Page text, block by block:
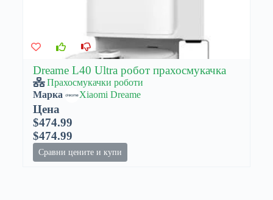
Dreame L40 Ultra робот прахосмукачка
Прахосмукачки роботи
Марка
Xiaomi Dreame
Цена
$474.99
$474.99
Сравни цените и купи